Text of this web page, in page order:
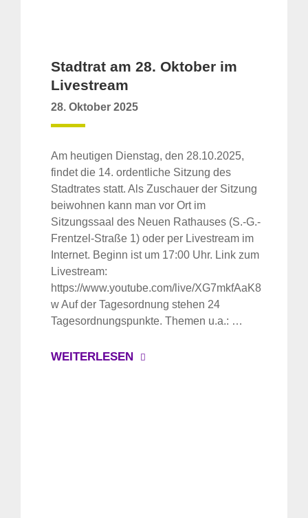
Stadtrat am 28. Oktober im
Livestream
28. Oktober 2025
Am heutigen Dienstag, den 28.10.2025,
findet die 14. ordentliche Sitzung des
Stadtrates statt. Als Zuschauer der Sitzung
beiwohnen kann man vor Ort im
Sitzungssaal des Neuen Rathauses (S.-G.-
Frentzel-Straße 1) oder per Livestream im
Internet. Beginn ist um 17:00 Uhr. Link zum
Livestream:
https://www.youtube.com/live/XG7mkfAaK8
w Auf der Tagesordnung stehen 24
Tagesordnungspunkte. Themen u.a.: …
WEITERLESEN